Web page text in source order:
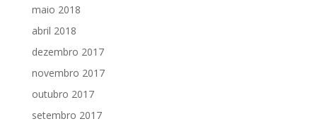
maio 2018
abril 2018
dezembro 2017
novembro 2017
outubro 2017
setembro 2017